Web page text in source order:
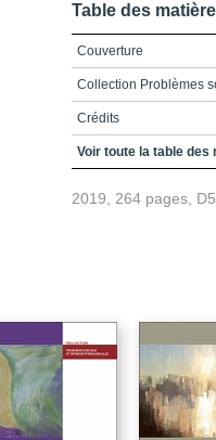
Table des
Couverture
Collection Problèmes
Crédits
Remerciements
Chapitre 1 - Le
Synthèse
Qu’en pensez-vous ?
Lectures suggérées
Voir toute la table des
2019, 264 pages,